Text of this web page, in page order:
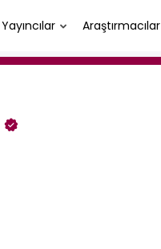
Yayıncılar Araştırmacılar